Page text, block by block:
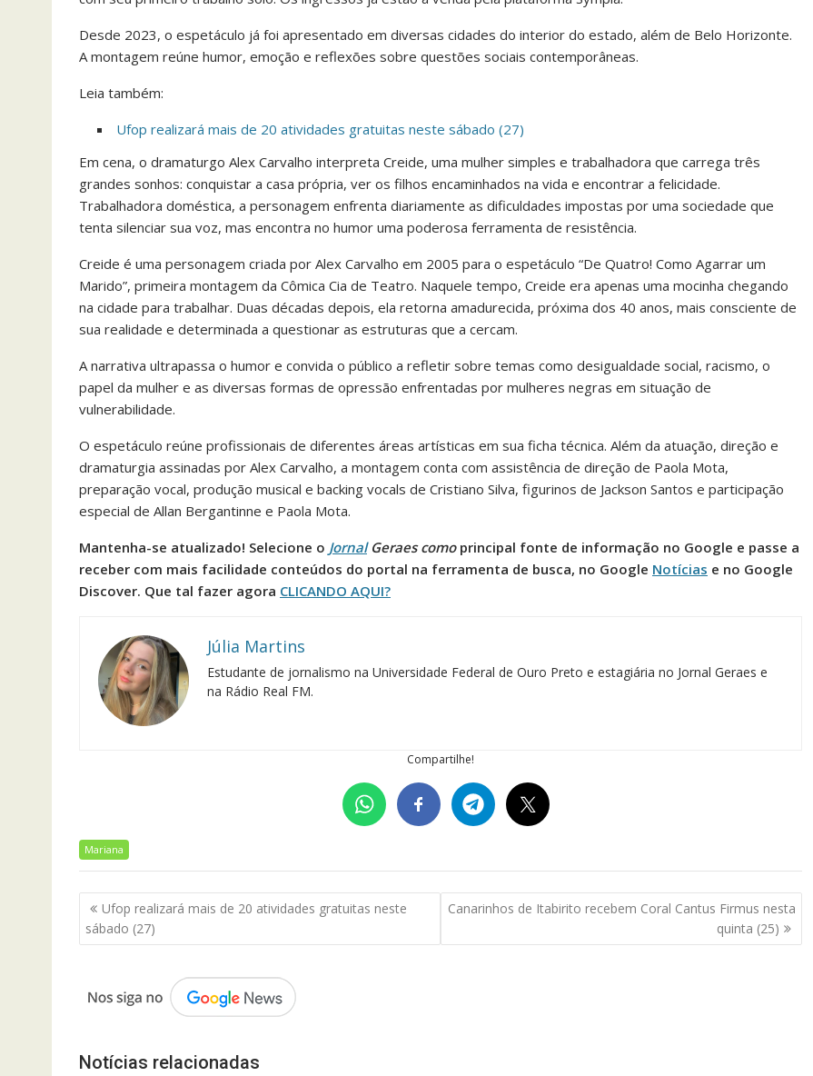
Desde 2023, o espetáculo já foi apresentado em diversas cidades do interior do estado, além de Belo Horizonte.
A montagem reúne humor, emoção e reflexões sobre questões sociais contemporâneas.
Leia também:
Ufop realizará mais de 20 atividades gratuitas neste sábado (27)
Em cena, o dramaturgo Alex Carvalho interpreta Creide, uma mulher simples e trabalhadora que carrega três
grandes sonhos: conquistar a casa própria, ver os filhos encaminhados na vida e encontrar a felicidade.
Trabalhadora doméstica, a personagem enfrenta diariamente as dificuldades impostas por uma sociedade que
tenta silenciar sua voz, mas encontra no humor uma poderosa ferramenta de resistência.
Creide é uma personagem criada por Alex Carvalho em 2005 para o espetáculo “De Quatro! Como Agarrar um
Marido”, primeira montagem da Cômica Cia de Teatro. Naquele tempo, Creide era apenas uma mocinha chegando
na cidade para trabalhar. Duas décadas depois, ela retorna amadurecida, próxima dos 40 anos, mais consciente de
sua realidade e determinada a questionar as estruturas que a cercam.
A narrativa ultrapassa o humor e convida o público a refletir sobre temas como desigualdade social, racismo, o
papel da mulher e as diversas formas de opressão enfrentadas por mulheres negras em situação de
vulnerabilidade.
O espetáculo reúne profissionais de diferentes áreas artísticas em sua ficha técnica. Além da atuação, direção e
dramaturgia assinadas por Alex Carvalho, a montagem conta com assistência de direção de Paola Mota,
preparação vocal, produção musical e backing vocals de Cristiano Silva, figurinos de Jackson Santos e participação
especial de Allan Bergantinne e Paola Mota.
Mantenha-se atualizado! Selecione o JornalGeraes como principal fonte de informação no Google e passe a
receber com mais facilidade conteúdos do portal na ferramenta de busca, no Google Notícias e no Google
Discover. Que tal fazer agora CLICANDO AQUI?
Júlia Martins
Estudante de jornalismo na Universidade Federal de Ouro Preto e estagiária no Jornal Geraes e
na Rádio Real FM.
Compartilhe!
Mariana
Navegação
de
Post
Ufop realizará mais de 20 atividades gratuitas neste
sábado (27)
Canarinhos de Itabirito recebem Coral Cantus Firmus nesta
quinta (25)
Notícias relacionadas